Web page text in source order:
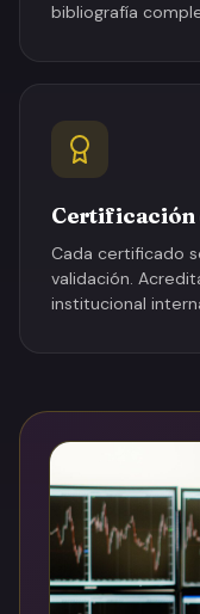
bibliografía
Certificación
Cada certificado
validación.
institucional